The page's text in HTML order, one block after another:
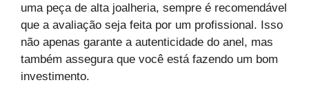
uma peça de alta joalheria, sempre é recomendável
que a avaliação seja feita por um profissional. Isso
não apenas garante a autenticidade do anel, mas
também assegura que você está fazendo um bom
investimento.